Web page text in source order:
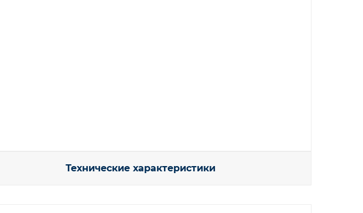
Технические характеристики